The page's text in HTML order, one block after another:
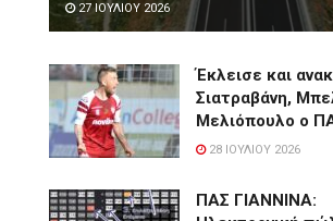
27 ΙΟΥΛΊΟΥ 2026
Έκλεισε και
Σιατραβάνη,
Μελιόπουλο ο
28 ΙΟΥΛΊΟΥ 2026
ΠΑΣ ΓΙΑΝΝΙΝΑ: